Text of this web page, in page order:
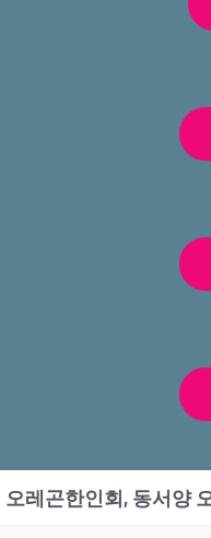
오레곤한인회, 동서양